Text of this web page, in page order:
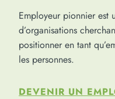
Employeur pionnier est
d’organisations
positionner en tant
les personnes.
DEVENIR UN